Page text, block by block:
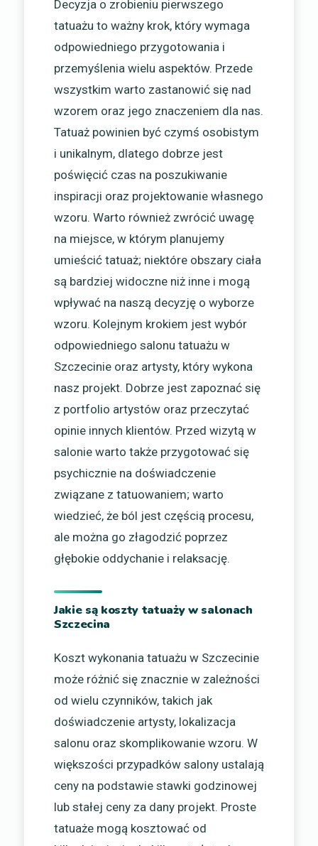
Decyzja o zrobieniu pierwszego
tatuażu to ważny krok, który wymaga
odpowiedniego przygotowania i
przemyślenia wielu aspektów. Przede
wszystkim warto zastanowić się nad
wzorem oraz jego znaczeniem dla nas.
Tatuaż powinien być czymś osobistym
i unikalnym, dlatego dobrze jest
poświęcić czas na poszukiwanie
inspiracji oraz projektowanie własnego
wzoru. Warto również zwrócić uwagę
na miejsce, w którym planujemy
umieścić tatuaż; niektóre obszary ciała
są bardziej widoczne niż inne i mogą
wpływać na naszą decyzję o wyborze
wzoru. Kolejnym krokiem jest wybór
odpowiedniego salonu tatuażu w
Szczecinie oraz artysty, który wykona
nasz projekt. Dobrze jest zapoznać się
z portfolio artystów oraz przeczytać
opinie innych klientów. Przed wizytą w
salonie warto także przygotować się
psychicznie na doświadczenie
związane z tatuowaniem; warto
wiedzieć, że ból jest częścią procesu,
ale można go złagodzić poprzez
głębokie oddychanie i relaksację.
Jakie są koszty tatuaży w salonach
Szczecina
Koszt wykonania tatuażu w Szczecinie
może różnić się znacznie w zależności
od wielu czynników, takich jak
doświadczenie artysty, lokalizacja
salonu oraz skomplikowanie wzoru. W
większości przypadków salony ustalają
ceny na podstawie stawki godzinowej
lub stałej ceny za dany projekt. Proste
tatuaże mogą kosztować od